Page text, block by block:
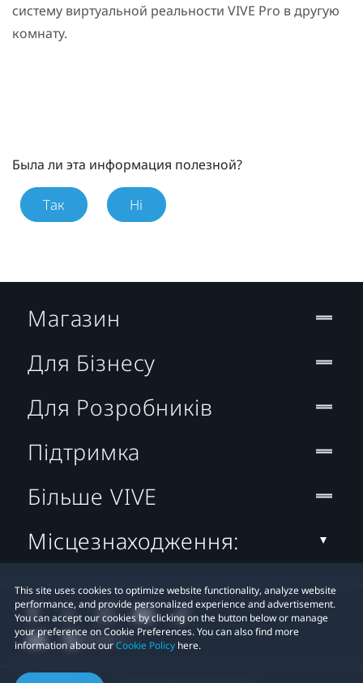
систему виртуальной реальности VIVE Pro в другую
комнату.
Была ли эта информация полезной?
Так Ні
This site uses cookies to optimize website functionality, analyze website
performance, and provide personalized experience and advertisement.
You can accept our cookies by clicking on the button below or manage
your preference on Cookie Preferences. You can also find more
information about ourCookie Policy here.
Магазин
Для Бізнесу
Для Розробників
Підтримка
Більше VIVE
Місцезнаходження: